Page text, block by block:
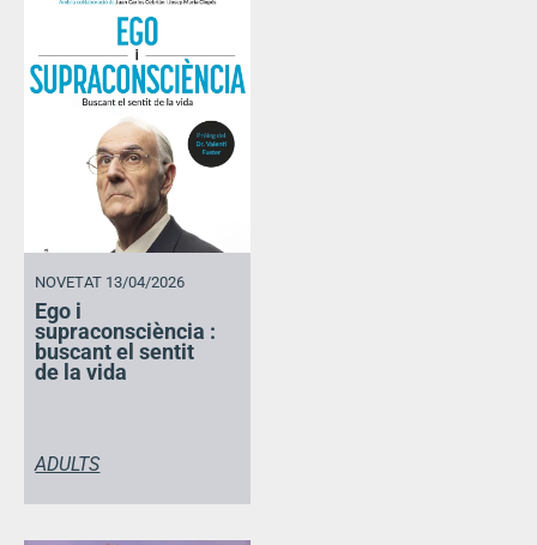
NOVETAT 13/04/2026
Ego i
supraconsciència :
buscant el sentit
de la vida
ADULTS